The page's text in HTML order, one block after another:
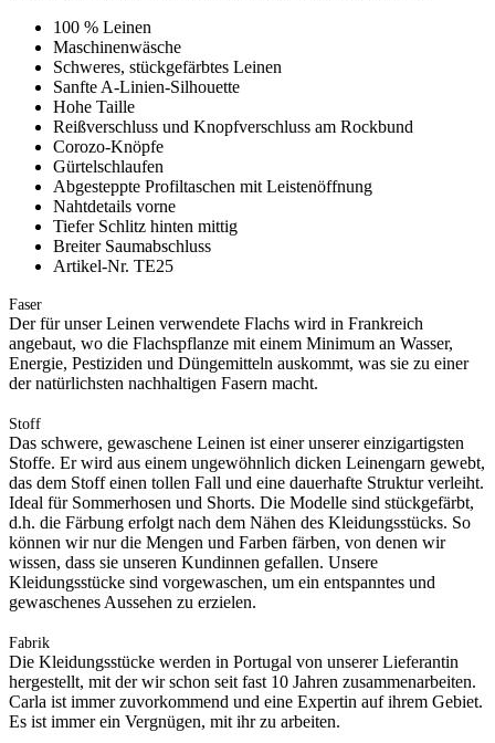
100 % Leinen
Maschinenwäsche
Schweres, stückgefärbtes Leinen
Sanfte A-Linien-Silhouette
Hohe Taille
Reißverschluss und Knopfverschluss am Rockbund
Corozo-Knöpfe
Gürtelschlaufen
Abgesteppte Profiltaschen mit Leistenöffnung
Nahtdetails vorne
Tiefer Schlitz hinten mittig
Breiter Saumabschluss
Artikel-Nr. TE25
Faser
Der für unser Leinen verwendete Flachs wird in Frankreich
angebaut, wo die Flachspflanze mit einem Minimum an Wasser,
Energie, Pestiziden und Düngemitteln auskommt, was sie zu einer
der natürlichsten nachhaltigen Fasern macht.
Stoff
Das schwere, gewaschene Leinen ist einer unserer einzigartigsten
Stoffe. Er wird aus einem ungewöhnlich dicken Leinengarn gewebt,
das dem Stoff einen tollen Fall und eine dauerhafte Struktur verleiht.
Ideal für Sommerhosen und Shorts. Die Modelle sind stückgefärbt,
d.h. die Färbung erfolgt nach dem Nähen des Kleidungsstücks. So
können wir nur die Mengen und Farben färben, von denen wir
wissen, dass sie unseren Kundinnen gefallen. Unsere
Kleidungsstücke sind vorgewaschen, um ein entspanntes und
gewaschenes Aussehen zu erzielen.
Fabrik
Die Kleidungsstücke werden in Portugal von unserer Lieferantin
hergestellt, mit der wir schon seit fast 10 Jahren zusammenarbeiten.
Carla ist immer zuvorkommend und eine Expertin auf ihrem Gebiet.
Es ist immer ein Vergnügen, mit ihr zu arbeiten.